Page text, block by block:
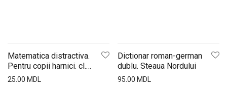
Matematica distractiva.
Pentru copii harnici. cl.1.
Lyceum
25.00 MDL
Dictionar roman-german
dublu. Steaua Nordului
95.00 MDL